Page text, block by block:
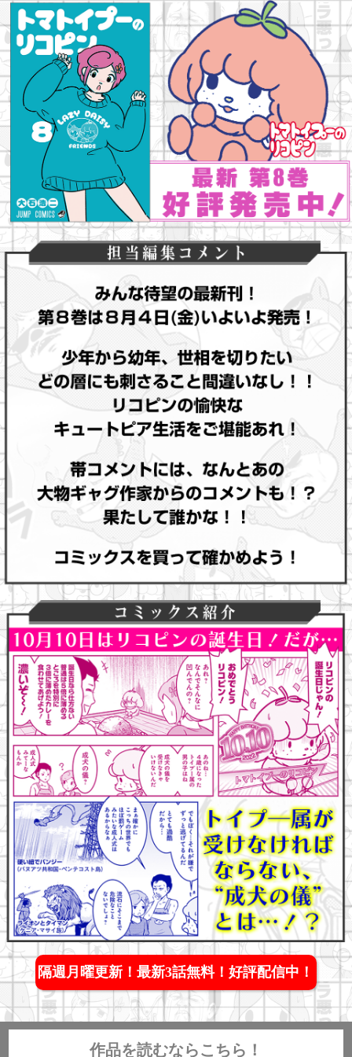
隔週月曜更新！最新3話無料！好評配信中！
作品を読むならこちら！